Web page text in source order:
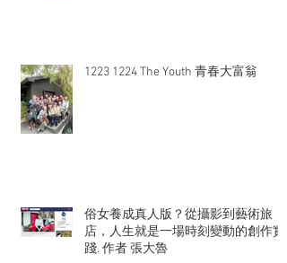
1223 1224 The Youth 青春大富翁
俗女養成真人版？從攝影到藝術旅
店，人生就是一場時刻變動的創作實
踐. 作者 張大魯